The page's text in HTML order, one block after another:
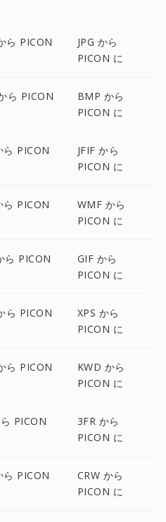
ら PICON
JPG から
PICON に
ら PICON
BMP から
PICON に
ら PICON
JFIF から
PICON に
ら PICON
WMF から
PICON に
ら PICON
GIF から
PICON に
ら PICON
XPS から
PICON に
ら PICON
KWD から
PICON に
PICON
3FR から
PICON に
ら PICON
CRW から
PICON に